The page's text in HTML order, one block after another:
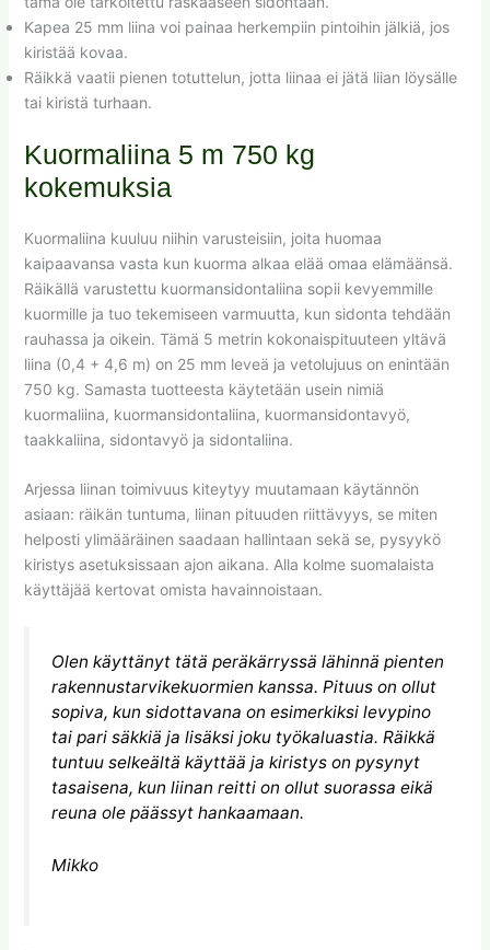
Kapea 25 mm liina voi painaa herkempiin pintoihin jälkiä, jos
kiristää kovaa.
Räikkä vaatii pienen totuttelun, jotta liinaa ei jätä liian löysälle
tai kiristä turhaan.
Kuormaliina 5 m 750 kg
kokemuksia
Kuormaliina kuuluu niihin varusteisiin, joita huomaa
kaipaavansa vasta kun kuorma alkaa elää omaa elämäänsä.
Räikällä varustettu kuormansidontaliina sopii kevyemmille
kuormille ja tuo tekemiseen varmuutta, kun sidonta tehdään
rauhassa ja oikein. Tämä 5 metrin kokonaispituuteen yltävä
liina (0,4 + 4,6 m) on 25 mm leveä ja vetolujuus on enintään
750 kg. Samasta tuotteesta käytetään usein nimiä
kuormaliina, kuormansidontaliina, kuormansidontavyö,
taakkaliina, sidontavyö ja sidontaliina.
Arjessa liinan toimivuus kiteytyy muutamaan käytännön
asiaan: räikän tuntuma, liinan pituuden riittävyys, se miten
helposti ylimääräinen saadaan hallintaan sekä se, pysyykö
kiristys asetuksissaan ajon aikana. Alla kolme suomalaista
käyttäjää kertovat omista havainnoistaan.
Olen käyttänyt tätä peräkärryssä lähinnä pienten
rakennustarvikekuormien kanssa. Pituus on ollut
sopiva, kun sidottavana on esimerkiksi levypino
tai pari säkkiä ja lisäksi joku työkaluastia. Räikkä
tuntuu selkeältä käyttää ja kiristys on pysynyt
tasaisena, kun liinan reitti on ollut suorassa eikä
reuna ole päässyt hankaamaan.
Mikko